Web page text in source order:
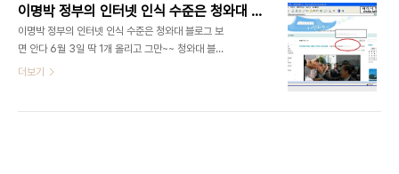
이명박 정부의 인터넷 인식 수준은 청와대 블로그 보면 안다
이명박 정부의 인터넷 인식 수준은 청와대 블로그 보
면 안다 6월 3일 딱 1개 올리고 그만~~ 청와대 블로
그, 개점 휴업 나는 몇개의 글을 통해서 청와대 블로
더보기